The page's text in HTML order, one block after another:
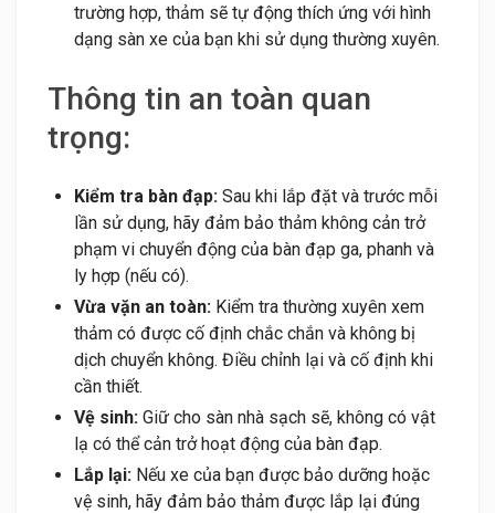
trường hợp, thảm sẽ tự động thích ứng với hình
dạng sàn xe của bạn khi sử dụng thường xuyên.
Thông tin an toàn quan
trọng:
Kiểm tra bàn đạp: Sau khi lắp đặt và trước mỗi
lần sử dụng, hãy đảm bảo thảm không cản trở
phạm vi chuyển động của bàn đạp ga, phanh và
ly hợp (nếu có).
Vừa vặn an toàn: Kiểm tra thường xuyên xem
thảm có được cố định chắc chắn và không bị
dịch chuyển không. Điều chỉnh lại và cố định khi
cần thiết.
Vệ sinh: Giữ cho sàn nhà sạch sẽ, không có vật
lạ có thể cản trở hoạt động của bàn đạp.
Lắp lại: Nếu xe của bạn được bảo dưỡng hoặc
vệ sinh, hãy đảm bảo thảm được lắp lại đúng